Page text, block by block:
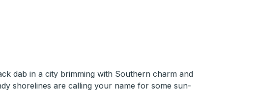
dab in a city brimming with Southern charm and
shorelines are calling your name for some sun-